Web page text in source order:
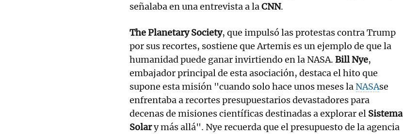
señalaba en una entrevista a laCNN.
The Planetary Society, que impulsó las protestas contra Trump
por sus recortes, sostiene que Artemis es un ejemplo de que la
humanidad puede ganar invirtiendo en la NASA. Bill Nye,
embajador principal de esta asociación, destaca el hito que
supone esta misión "cuando solo hace unos meses la NASAse
enfrentaba a recortes presupuestarios devastadores para
decenas de misiones científicas destinadas a explorar el Sistema
Solary más allá". Nye recuerda que el presupuesto de la agencia